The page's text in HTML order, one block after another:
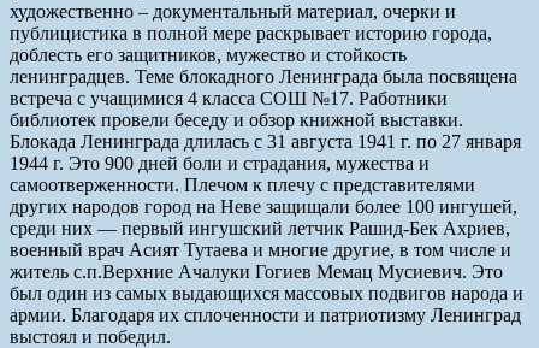
художественно – документальный материал, очерки и
публицистика в полной мере раскрывает историю города,
доблесть его защитников, мужество и стойкость
ленинградцев. Теме блокадного Ленинграда была посвящена
встреча с учащимися 4 класса СОШ №17. Работники
библиотек провели беседу и обзор книжной выставки.
Блокада Ленинграда длилась с 31 августа 1941 г. по 27 января
1944 г. Это 900 дней боли и страдания, мужества и
самоотверженности. Плечом к плечу с представителями
других народов город на Неве защищали более 100 ингушей,
среди них — первый ингушский летчик Рашид-Бек Ахриев,
военный врач Асият Тутаева и многие другие, в том числе и
житель с.п.Верхние Ачалуки Гогиев Мемац Мусиевич. Это
был один из самых выдающихся массовых подвигов народа и
армии. Благодаря их сплоченности и патриотизму Ленинград
выстоял и победил.